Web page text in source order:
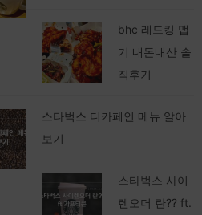
bhc 레드킹 맵
기 내돈내산 솔
직후기
스타벅스 디카페인 메뉴 알아
보기
스타벅스 사이
렌오더 란?? ft.